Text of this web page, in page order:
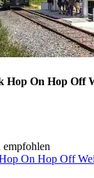
Hop On Hop Off
empfohlen
On Hop Off